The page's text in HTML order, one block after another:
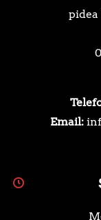
pidea
Email: